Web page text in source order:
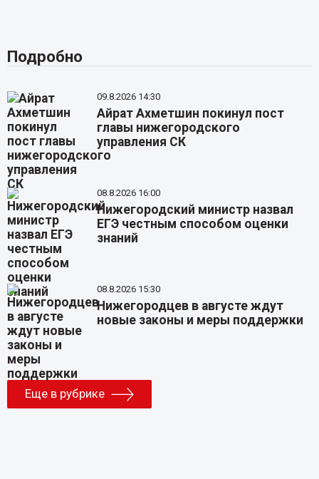
Подробно
09.8.2026 14:30
Айрат Ахметшин покинул пост
главы нижегородского
управления СК
08.8.2026 16:00
Нижегородский министр назвал
ЕГЭ честным способом оценки
знаний
08.8.2026 15:30
Нижегородцев в августе ждут
новые законы и меры поддержки
Еще в рубрике